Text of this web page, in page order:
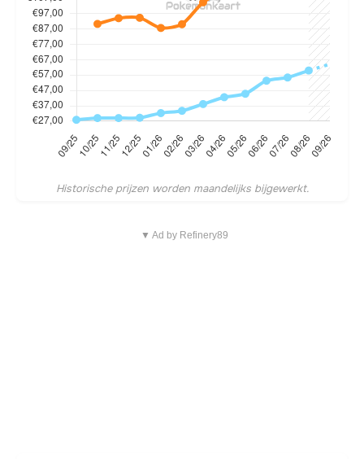
Historische prijzen worden maandelijks bijgewerkt.
▼ Ad by Refinery89